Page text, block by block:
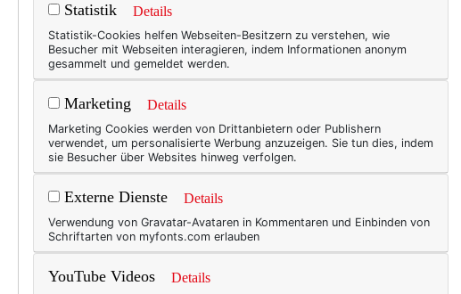
Statistik Details
Statistik-Cookies helfen Webseiten-Besitzern zu verstehen, wie
Besucher mit Webseiten interagieren, indem Informationen anonym
gesammelt und gemeldet werden.
Marketing Details
Marketing Cookies werden von Drittanbietern oder Publishern
verwendet, um personalisierte Werbung anzuzeigen. Sie tun dies, indem
sie Besucher über Websites hinweg verfolgen.
Externe Dienste Details
Verwendung von Gravatar-Avataren in Kommentaren und Einbinden von
Schriftarten von myfonts.com erlauben
YouTube Videos Details